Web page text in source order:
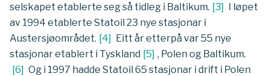
selskapet etablerte seg så tidleg i Baltikum. [3] I løpet
av 1994 etablerte Statoil 23 nye stasjonar i
Austersjøområdet. [4] Eitt år etterpå var 55 nye
stasjonar etablert i Tyskland [5] , Polen og Baltikum.
[6] Og i 1997 hadde Statoil 65 stasjonar i drift i Polen